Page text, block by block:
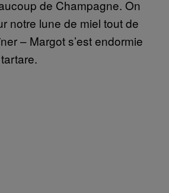
de Champagne. On
notre lune de miel tout de
– Margot s’est endormie